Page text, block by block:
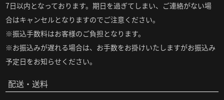
7日以内となっております。期日を過ぎてしまい、ご連絡がない場
合はキャンセルとなりますのでご注意ください。
※振込手数料はお客様のご負担となります。
※お振込みが遅れる場合は、お手数をお掛けいたしますがお振込み
予定日をお知らせください。
配送・送料